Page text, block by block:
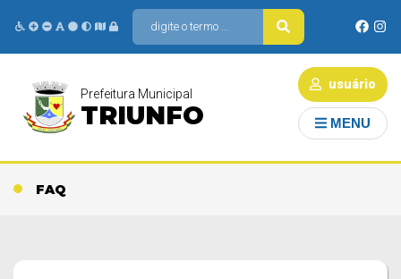
usuário
Prefeitura Municipal
TRIUNFO MENU
FAQ